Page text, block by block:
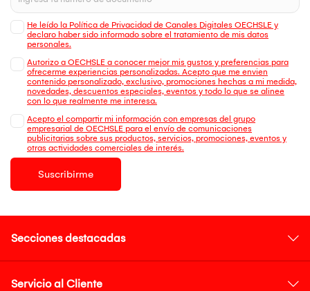
He leído la Política de Privacidad de Canales Digitales OECHSLE y
declaro haber sido informado sobre el tratamiento de mis datos
personales.
Autorizo a OECHSLE a conocer mejor mis gustos y preferencias para
ofrecerme experiencias personalizadas. Acepto que me envien
contenido personalizado, exclusivo, promociones hechas a mi medida,
novedades, descuentos especiales, eventos y todo lo que se alinee
con lo que realmente me interesa.
Acepto el compartir mi información con empresas del grupo
empresarial de OECHSLE para el envío de comunicaciones
publicitarias sobre sus productos, servicios, promociones, eventos y
otras actividades comerciales de interés.
Suscribirme
Secciones destacadas
Servicio al Cliente